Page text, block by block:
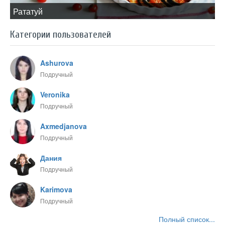
​Рататуй
Категории пользователей
Ashurova
Подручный
Veronika
Подручный
Axmedjanova
Подручный
Дания
Подручный
Karimova
Подручный
Полный список...